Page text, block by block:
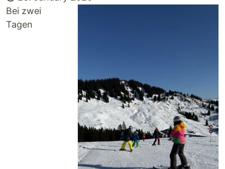
Bei zwei
Tagen